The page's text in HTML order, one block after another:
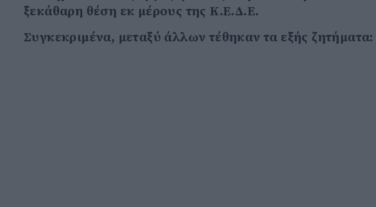
ξεκάθαρη θέση εκ μέρους της Κ.Ε.Δ.Ε.
Συγκεκριμένα, μεταξύ άλλων τέθηκαν τα εξής ζητήματα: